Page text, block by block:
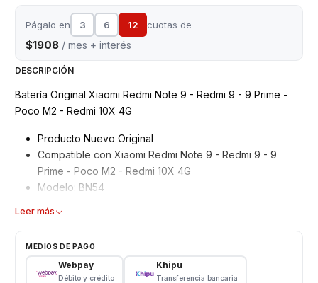
Págalo en 3 6 12 cuotas de
$1908 / mes + interés
DESCRIPCIÓN
Batería Original Xiaomi Redmi Note 9 - Redmi 9 - 9 Prime -
Poco M2 - Redmi 10X 4G
Producto Nuevo Original
Compatible con Xiaomi Redmi Note 9 - Redmi 9 - 9
Prime - Poco M2 - Redmi 10X 4G
Modelo: BN54
Modelo: BN54
Leer más
MEDIOS DE PAGO
Webpay
Débito y crédito
Khipu
Transferencia bancaria